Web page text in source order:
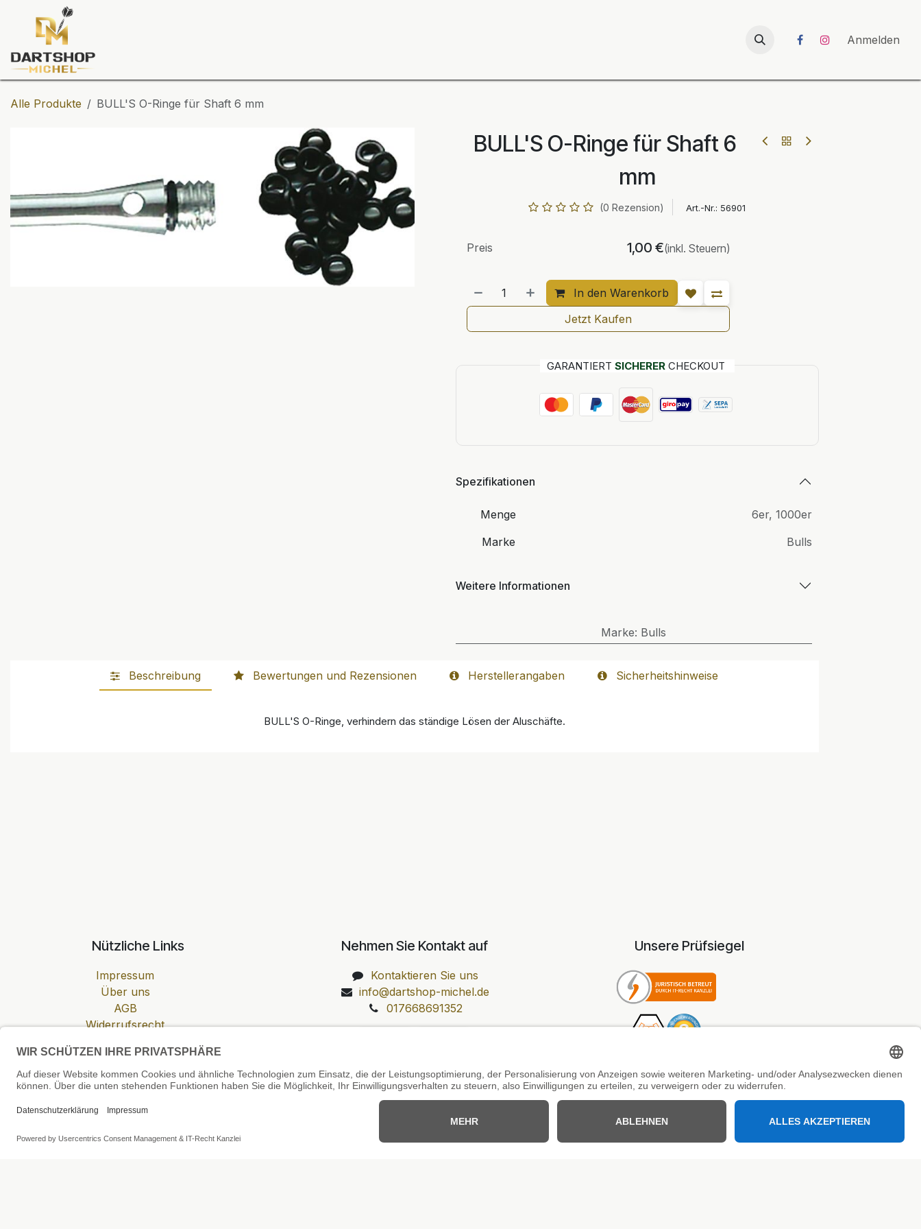
Zum Inhalt springen
UNICORN-Launch 2026 Anmelden
Alle Produkte BULL'S O-Ringe für Shaft 6 mm
BULL'S O-Ringe für Shaft 6
mm
(0 Rezension) Art.-Nr.: 56901
In den Warenkorb
Preis 1,00 €(inkl. Steuern)
Jetzt Kaufen
GARANTIERT SICHERERCHECKOUT
Spezifikationen
Menge 6er, 1000er
Marke
Bulls
Weitere Informationen
Marke: Bulls
Beschreibung Bewertungen und Rezensionen Herstellerangaben Sicherheitshinweise
BULL'S O-Ringe, verhindern das ständige Lösen der Aluschäfte.
Nützliche Links
Impressum
Über uns
AGB
Widerrufsrecht
Zahlung & Versand
Cookie-Einstellungen
Nehmen Sie Kontakt auf
Kontaktieren Sie uns
info@dartshop-michel.de
017668691352
Unsere Prüfsiegel